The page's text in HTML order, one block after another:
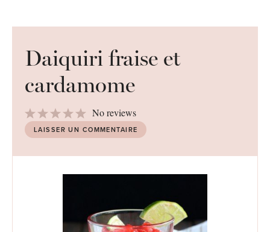
Daiquiri fraise et
cardamome
Stars
4
Stars
3
Stars
2
Stars
1
Star
No reviews
LAISSER UN COMMENTAIRE